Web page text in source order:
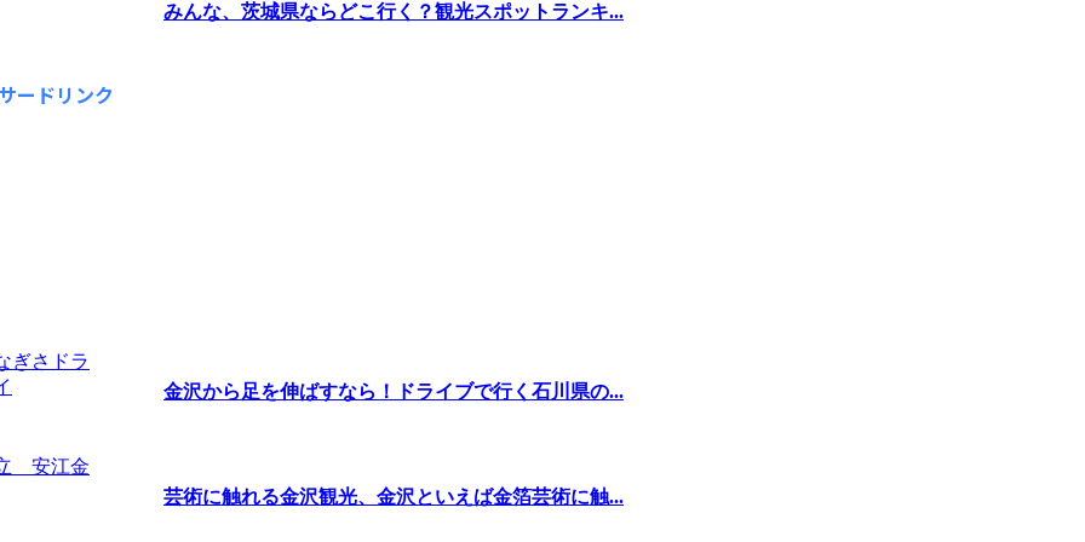
みんな、茨城県ならどこ行く？観光スポットランキ...
ードリンク
金沢から足を伸ばすなら！ドライブで行く石川県の...
芸術に触れる金沢観光、金沢といえば金箔芸術に触...